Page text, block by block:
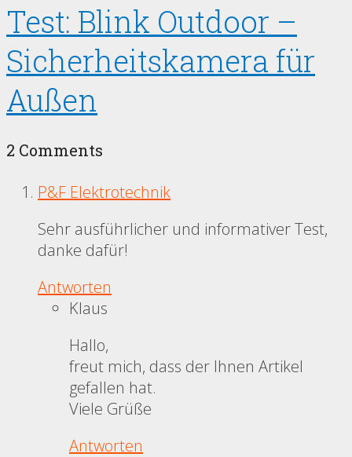
Test: Blink Outdoor –
Sicherheitskamera für
Außen
2 Comments
P&F Elektrotechnik
Sehr ausführlicher und informativer Test,
danke dafür!
Antworten
Klaus
Hallo,
freut mich, dass der Ihnen Artikel
gefallen hat.
Viele Grüße
Antworten